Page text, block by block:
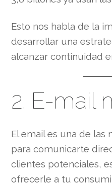
Esto nos habla de la
desarrollar una
alcanzar continuidad
2. E-mail
El email es una de las
para comunicarte
clientes potenciales,
ofrecerle a tu